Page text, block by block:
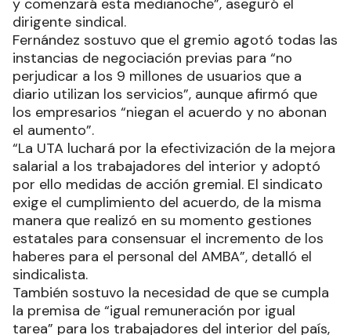
y comenzará esta medianoche”, aseguró el
dirigente sindical.
Fernández sostuvo que el gremio agotó todas las
instancias de negociación previas para “no
perjudicar a los 9 millones de usuarios que a
diario utilizan los servicios”, aunque afirmó que
los empresarios “niegan el acuerdo y no abonan
el aumento”.
“La UTA luchará por la efectivización de la mejora
salarial a los trabajadores del interior y adoptó
por ello medidas de acción gremial. El sindicato
exige el cumplimiento del acuerdo, de la misma
manera que realizó en su momento gestiones
estatales para consensuar el incremento de los
haberes para el personal del AMBA”, detalló el
sindicalista.
También sostuvo la necesidad de que se cumpla
la premisa de “igual remuneración por igual
tarea” para los trabajadores del interior del país,